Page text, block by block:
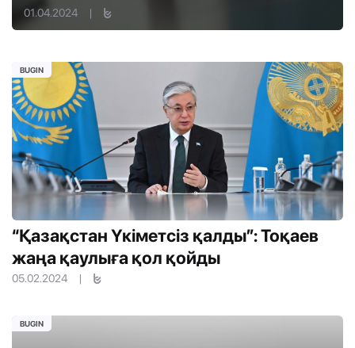
01.04.2024 |
“Қазақстан Үкіметсіз қалды”: Тоқаев
жаңа қаулыға қол қойды
05.02.2024 |
BUGIN
BUGIN